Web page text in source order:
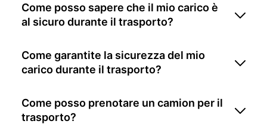
Come posso sapere che il mio carico è
al sicuro durante il trasporto?
Come garantite la sicurezza del mio
carico durante il trasporto?
Come posso prenotare un camion per il
trasporto?